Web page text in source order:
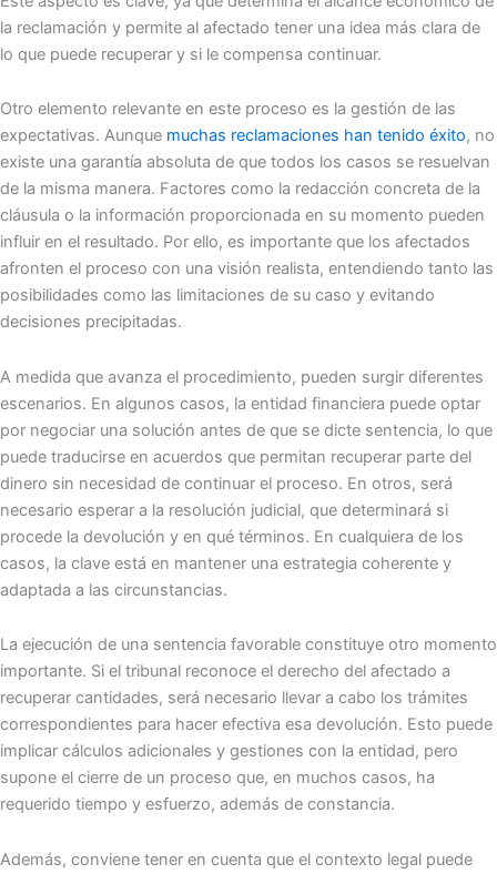
la reclamación y permite al afectado tener una idea más clara de
lo que puede recuperar y si le compensa continuar.
Otro elemento relevante en este proceso es la gestión de las
expectativas. Aunque muchas reclamaciones han tenido éxito, no
existe una garantía absoluta de que todos los casos se resuelvan
de la misma manera. Factores como la redacción concreta de la
cláusula o la información proporcionada en su momento pueden
influir en el resultado. Por ello, es importante que los afectados
afronten el proceso con una visión realista, entendiendo tanto las
posibilidades como las limitaciones de su caso y evitando
decisiones precipitadas.
A medida que avanza el procedimiento, pueden surgir diferentes
escenarios. En algunos casos, la entidad financiera puede optar
por negociar una solución antes de que se dicte sentencia, lo que
puede traducirse en acuerdos que permitan recuperar parte del
dinero sin necesidad de continuar el proceso. En otros, será
necesario esperar a la resolución judicial, que determinará si
procede la devolución y en qué términos. En cualquiera de los
casos, la clave está en mantener una estrategia coherente y
adaptada a las circunstancias.
La ejecución de una sentencia favorable constituye otro momento
importante. Si el tribunal reconoce el derecho del afectado a
recuperar cantidades, será necesario llevar a cabo los trámites
correspondientes para hacer efectiva esa devolución. Esto puede
implicar cálculos adicionales y gestiones con la entidad, pero
supone el cierre de un proceso que, en muchos casos, ha
requerido tiempo y esfuerzo, además de constancia.
Además, conviene tener en cuenta que el contexto legal puede